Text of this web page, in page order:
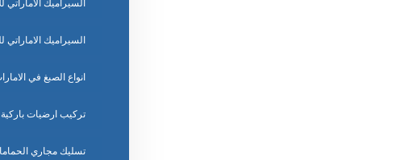
السيراميك الاماراتي
السيراميك الاماراتي
انواع الصبغ في
تركيب ارضيات
تسليك مجاري